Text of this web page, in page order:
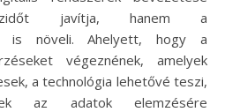
javítja, hanem a
is növeli. Ahelyett, hogy a
végeznének, amelyek
a technológia lehetővé teszi,
az adatok elemzésére